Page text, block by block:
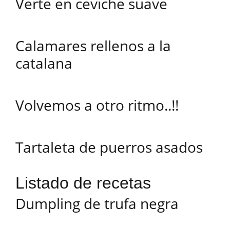
Calamares rellenos a la
catalana
Volvemos a otro ritmo..!!
Tartaleta de puerros asados
Listado de recetas
Dumpling de trufa negra